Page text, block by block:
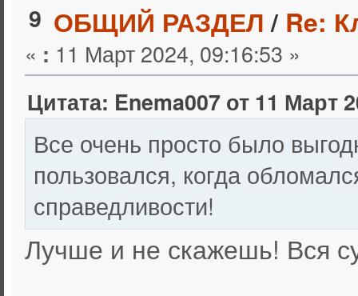
9 ОБЩИЙ РАЗДЕЛ/ Re:
« : 11 Март 2024, 09:16:53 »
Цитата: Enema007 от 11 Март
Все очень просто было
пользовался, когда
справедливости!
Лучше и не скажешь! Вся